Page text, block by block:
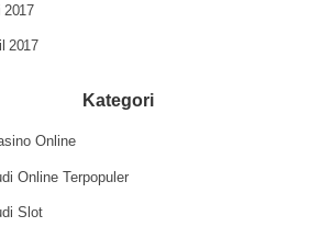
2017
2017
Kategori
Online
Online Terpopuler
Slot